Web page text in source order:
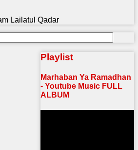
Lailatul Qadar
Playlist
Marhaban Ya Ramadhan
- Youtube Music FULL
ALBUM